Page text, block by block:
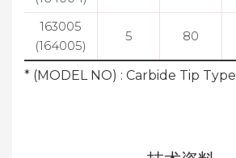
163005
(164005)
5 80
* (MODEL NO) : Carbide Tip Type